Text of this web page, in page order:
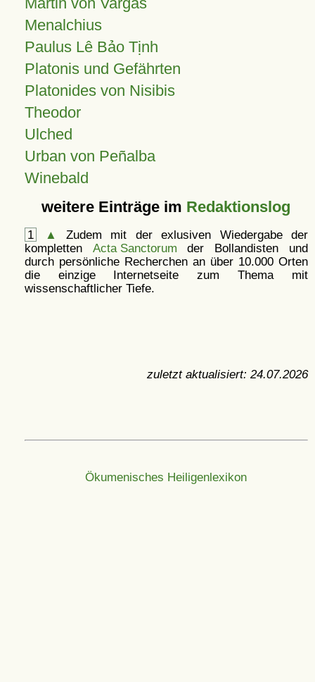
Menalchius
Paulus Lê Bảo Tịnh
Platonis und Gefährten
Platonides von Nisibis
Theodor
Ulched
Urban von Peñalba
Winebald
weitere Einträge im Redaktionslog
1 ▲
Zudem mit der exlusiven Wiedergabe der
kompletten Acta Sanctorum der Bollandisten und
durch persönliche Recherchen an über 10.000 Orten
die einzige Internetseite zum Thema mit
wissenschaftlicher Tiefe.
zuletzt aktualisiert: 24.07.2026
Ökumenisches Heiligenlexikon